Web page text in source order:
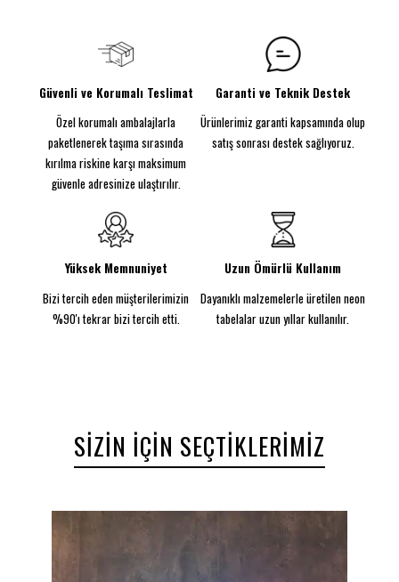
tasarımıyla favori alanlarınıza benzersiz bir
atmosfer kazandırın.
Kendiniz için veya sevdiklerinize hediye etmek için
mükemmel bir seçim! Evinize, ofisinize veya
garajınıza eşsiz bir dokunuş ekleyin.
Ürün Detayları
Malzeme:7MM dekota üzerine yüksek kaliteli baskı
Aydınlatma:6x12MM neon kullanılarak el işçiliğiyle
Standart görseldeki boyut 50x70CM'dir
Kullanım:Duvara kolayca monte edilebilir, priz ile
çalışır
Şık tasarımı ve canlı aydınlatmasıyla mekanınıza
modern ve dikkat çekici bir hava katın!
Güvenli ve Korumalı Teslimat
Özel korumalı ambalajlarla
paketlenerek taşıma sırasında
kırılma riskine karşı maksimum
güvenle adresinize ulaştırılır.
Garanti ve Teknik Destek
Ürünlerimiz garanti kapsamında olup
satış sonrası destek sağlıyoruz.
Yüksek Memnuniyet
Bizi tercih eden müşterilerimizin
%90'ı tekrar bizi tercih etti.
Uzun Ömürlü Kullanım
Dayanıklı malzemelerle üretilen neon
tabelalar uzun yıllar kullanılır.
SIZIN İÇIN SEÇTIKLERIMIZ